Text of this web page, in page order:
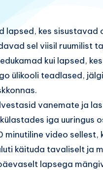
kes sisustavad
sel viisil ruumilist
kui lapsed,
ülikooli teadlased,
vanemate ja
iga uuringus
minutiline video sellest,
käituda tavaliselt ja
lapsega